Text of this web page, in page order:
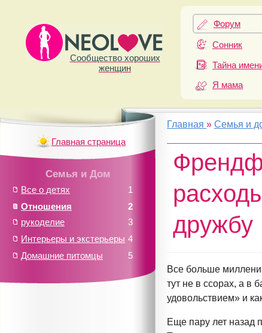
Сообщество хороших
женщин
Форум
Сонник
Тайна
Я мама
Главная »Семья и
дружбу
Все больше
тут не в ссорах, а в
удовольствием» и
Еще пару лет назад
Главная страница
Семья и Дом
1
Все о детях
2
Отношения
3
рукоделие
4
Интерьеры и экстерьеры
5
Домашние питомцы